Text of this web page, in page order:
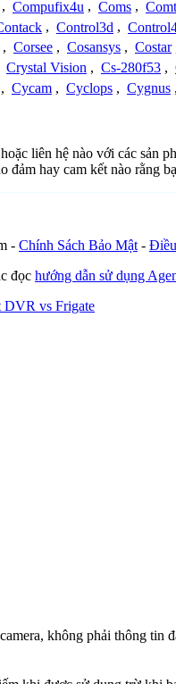
, Compufix4u , Coms ,
, Control3d ,
, Corsee , Cosansys , Costar
Crystal Vision , Cs-280f53 ,
, Cycam , Cyclops , Cygnus ,
liên hệ nào với các sản
hay cam kết nào rằng
- Chính Sách Bảo Mật -
đọc hướng dẫn sử dụng
DVR vs Frigate
không phải thông tin